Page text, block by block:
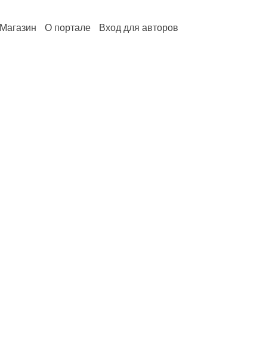
Магазин О портале Вход для авторов